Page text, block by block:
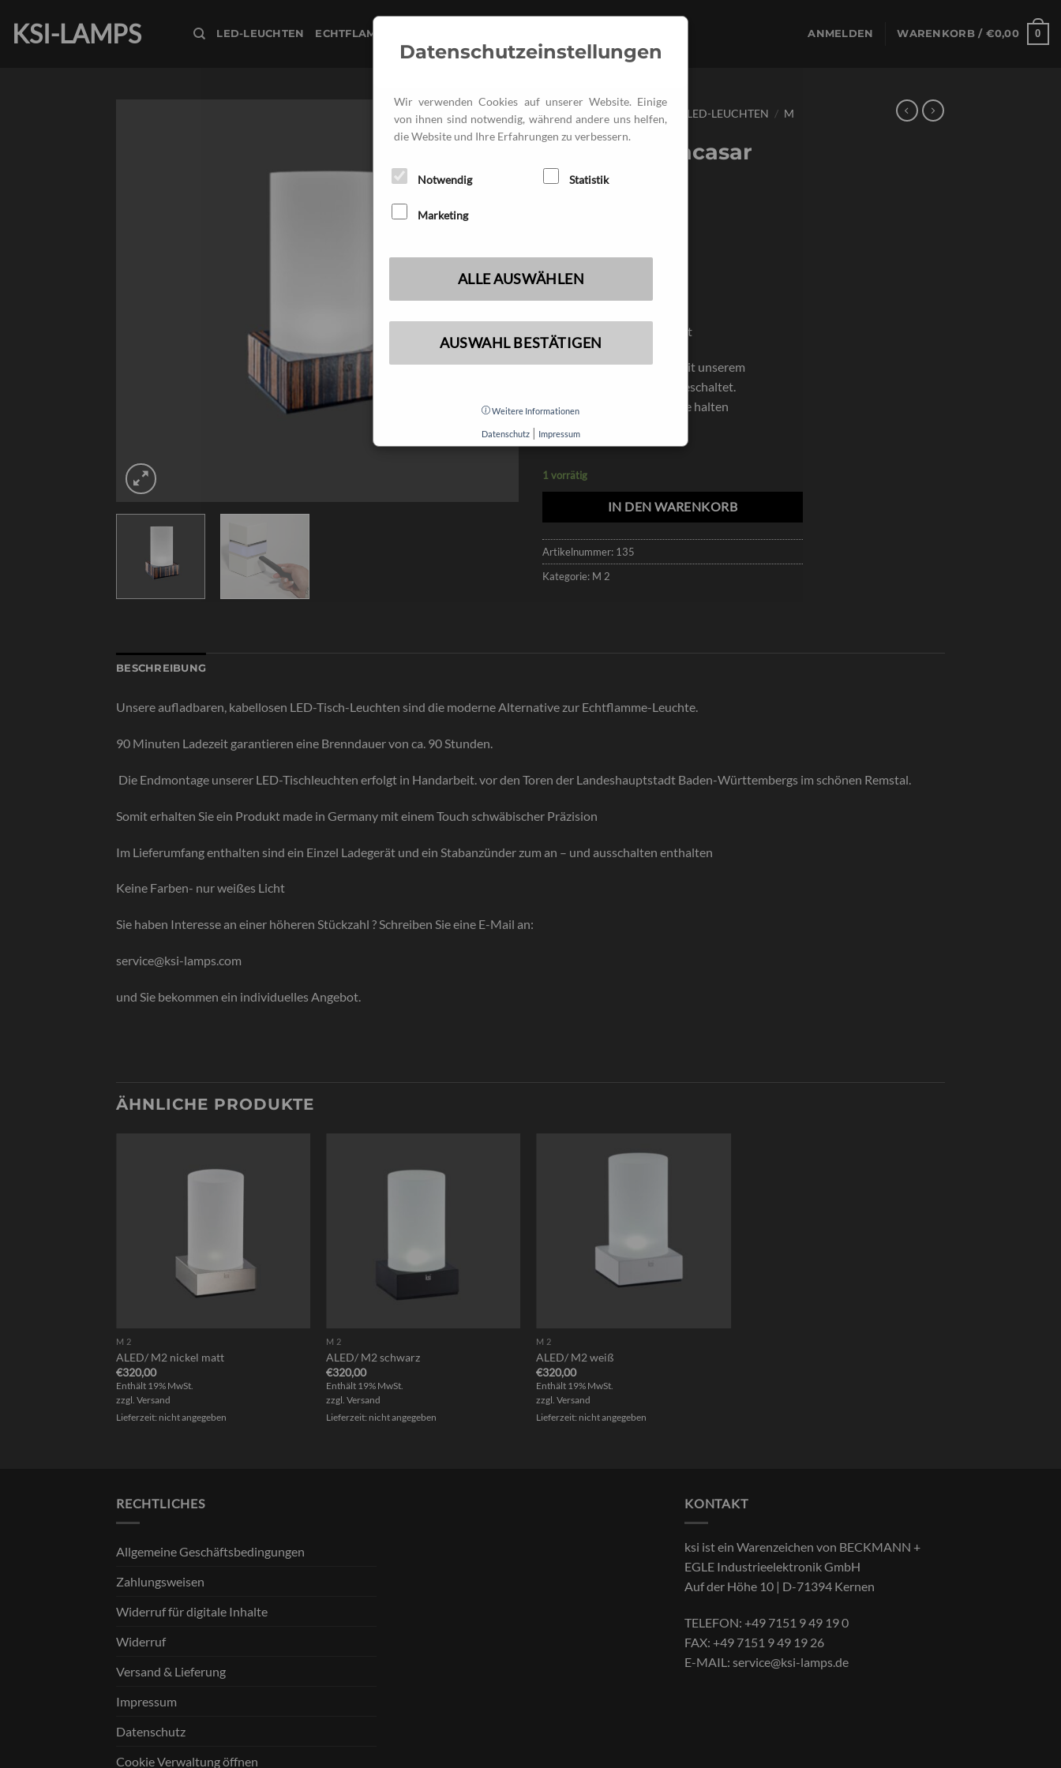
Inhalt
springen
KSI-LAMPS LED-LEUCHTEN ECHTFLAMME ANMELDEN WARENKORB / €0,00 0
START LED-LEUCHTEN LED-LEUCHTEN / M
2
ALED/ M2 macasar
"Magic Lighter" + Ladegerät
Diese Produktreihe wird mit unserem
"Zauberstab" an-und ausgeschaltet.
Einfach Stick an die Leuchte halten
1 vorrätig
IN DEN WARENKORB
Artikelnummer: 135
Kategorie: M 2
BESCHREIBUNG
Unsere aufladbaren, kabellosen LED-Tisch-Leuchten sind die moderne Alternative zur Echtflamme-Leuchte.
90 Minuten Ladezeit garantieren eine Brenndauer von ca. 90 Stunden.
Die Endmontage unserer LED-Tischleuchten erfolgt in Handarbeit. vor den Toren der Landeshauptstadt Baden-Württembergs im schönen Remstal.
Somit erhalten Sie ein Produkt made in Germany mit einem Touch schwäbischer Präzision
Im Lieferumfang enthalten sind ein Einzel Ladegerät und ein Stabanzünder zum an – und ausschalten enthalten
Keine Farben- nur weißes Licht
Sie haben Interesse an einer höheren Stückzahl ? Schreiben Sie eine E-Mail an:
service@ksi-lamps.com
und Sie bekommen ein individuelles Angebot.
ÄHNLICHE PRODUKTE
M 2
ALED/ M2 nickel matt
€320,00
Enthält 19% MwSt.
zzgl. Versand
Lieferzeit: nicht angegeben
M 2
ALED/ M2 schwarz
€320,00
Enthält 19% MwSt.
zzgl.Versand
Lieferzeit: nicht angegeben
M 2
ALED/ M2 weiß
€320,00
Enthält 19% MwSt.
zzgl.Versand
Lieferzeit: nicht angegeben
RECHTLICHES
Allgemeine Geschäftsbedingungen
Zahlungsweisen
Widerruf für digitale Inhalte
Widerruf
Versand & Lieferung
Impressum
Datenschutz
Cookie Verwaltung öffnen
KONTAKT
ksi ist ein Warenzeichen von BECKMANN +
EGLE Industrieelektronik GmbH
Auf der Höhe 10 | D-71394 Kernen
TELEFON: +49 7151 9 49 19 0
FAX: +49 7151 9 49 19 26
E-MAIL: service@ksi-lamps.de
Datenschutzeinstellungen
Wir verwenden Cookies auf unserer Website. Einige
von ihnen sind notwendig, während andere uns helfen,
die Website und Ihre Erfahrungen zu verbessern.
Notwendig Statistik
Marketing
ALLE AUSWÄHLEN
AUSWAHL BESTÄTIGEN
Weitere Informationen
Datenschutz| Impressum